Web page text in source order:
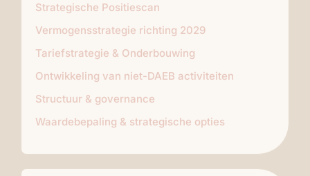
Strategische Positiescan
Vermogensstrategie richting 2029
Tariefstrategie & Onderbouwing
Ontwikkeling van niet-DAEB activiteiten
Structuur & governance
Waardebepaling & strategische opties